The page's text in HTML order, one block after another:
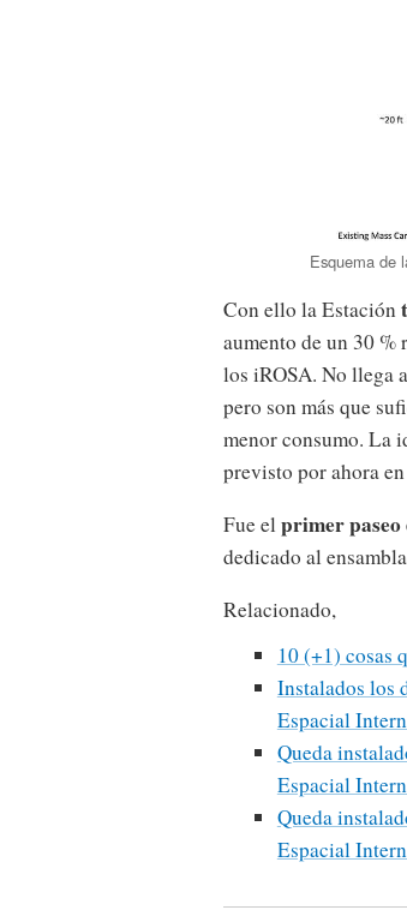
Esquema de
Con ello la Estación
aumento de un 30 %
los iROSA. No llega
pero son más que
menor consumo. La
previsto por ahora
Fue elprimer
dedicado al
Relacionado,
10 (+1) cosas
Instalados los
Espacial
Queda
Espacial
Queda
Espacial